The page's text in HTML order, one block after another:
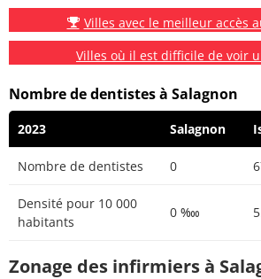
Villes avec le meilleur accès
Villes où il est difficile de voir
Nombre de dentistes à Salagnon
2023 Salagnon
Nombre de dentistes 0
Densité pour 10 000
habitants
0 ‱
Zonage des infirmiers à